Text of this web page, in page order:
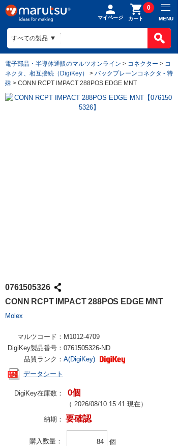
マイページ カート
0
MENU
電子部品・半導体通販のマルツオンライン > コネクター > コ
ネクタ、相互接続（DigiKey）
> バックプレーンコネクタ - 特
殊 > CONN RCPT IMPACT 288POS EDGE MNT
0761505326
CONN RCPT IMPACT 288POS EDGE MNT
Molex
マルツコード： M1012-4709
DigiKey製品番号： 0761505326-ND
品質ランク： A(DigiKey)
データシート
DigiKey在庫数： 0個
（ 2026/08/10 15:41 現在）
納期： 要確認
購入数量 個